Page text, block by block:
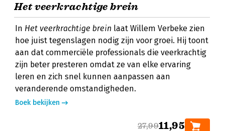
Het veerkrachtige brein
In Het veerkrachtige brein laat Willem Verbeke zien
hoe juist tegenslagen nodig zijn voor groei. Hij toont
aan dat commerciële professionals die veerkrachtig
zijn beter presteren omdat ze van elke ervaring
leren en zich snel kunnen aanpassen aan
veranderende omstandigheden.
Boek bekijken
27,9911,95